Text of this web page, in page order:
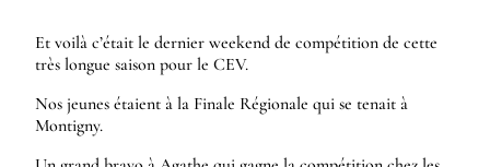
Et voilà c’était le dernier weekend de compétition de cette
très longue saison pour le CEV.
Nos jeunes étaient à la Finale Régionale qui se tenait à
Montigny.